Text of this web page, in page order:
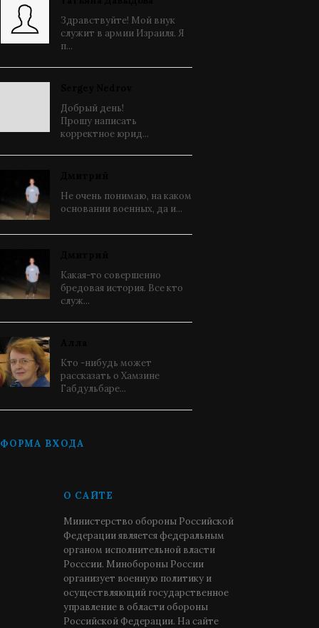
Здравствуйте! Мой внук
служит в армии Израиля. Я
п...
Добрый день!
Прошу написать
корректное юрид...
Не очень понимаю, на каком
основании военных, да и...
Какая-то совершенно
бредовая история. Все кто
служ...
Кто -нибудь может
рассказать о Хамзине
Габдульбаре...
ФОРМА ВХОДА
О САЙТЕ
Министерство обороны Российской
Федерации является федеральным
органом исполнительной власти
Росссии. Минобороны России
организует военную политику и
осуществляющий государственное
управление в области обороны
Российской Федерации. На сайте